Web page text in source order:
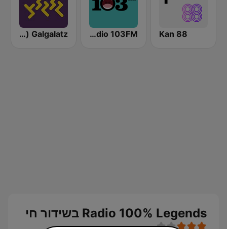
Kan 88
Radio 103FM Galgalatz (גלגלצ רדיו)
Radio 100% Legends בשידור חי